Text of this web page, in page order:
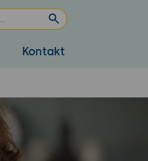
Kontakt